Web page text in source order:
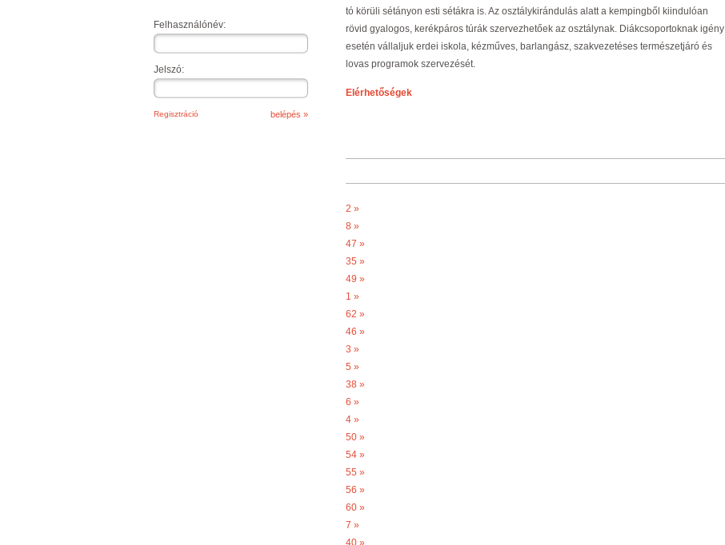
Felhasználónév:
Jelszó:
Regisztráció
tó körüli sétányon esti sétákra is. Az osztálykirándulás alatt a kempingből kiindulóan
rövid gyalogos, kerékpáros túrák szervezhetőek az osztálynak. Diákcsoportoknak igény
esetén vállaljuk erdei iskola, kézműves, barlangász, szakvezetéses természetjáró és
lovas programok szervezését.
Elérhetőségek
2 »
8 »
47 »
35 »
49 »
1 »
62 »
46 »
3 »
5 »
38 »
6 »
4 »
50 »
54 »
55 »
56 »
60 »
7 »
40 »